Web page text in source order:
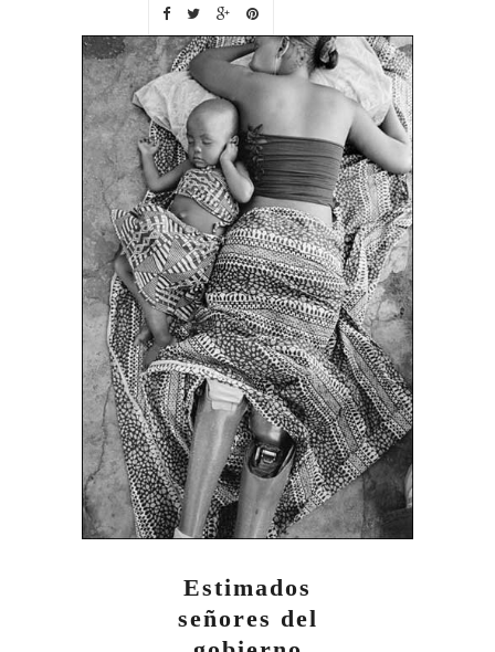
Estimados
señores del